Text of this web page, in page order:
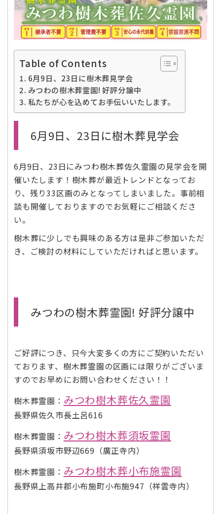
Table of Contents
6月9日、23日に樹木葬見学会
みつわの樹木葬霊園! 好評分譲中
私たちが心を込めてお手伝いいたします。
6月9日、23日に樹木葬見学会
6月9日、23日にみつわ樹木葬佐久霊園の見学会を開
催いたします！樹木葬が最近トレンドとなってお
り、残り33区画のみとなってしまいました。事前相
談も開催しておりますのでお気軽にご相談くださ
い。
樹木葬に少しでも興味のある方は是非ご参加いただ
き、ご検討の材料にしていただければと思います。
みつわの樹木葬霊園! 好評分譲中
ご好評につき、只今大変多くの方にご契約いただい
ております、樹木葬霊園の区画には限りがございま
すのでお早めにお問い合わせください！！
樹木葬霊園： みつわ樹木葬佐久霊園
長野県佐久市長土呂616
樹木葬霊園： みつわ樹木葬須坂霊園
長野県須坂市野辺669（廣正寺内）
樹木葬霊園： みつわ樹木葬小布施霊園
長野県上高井郡小布施町小布施947（祥雲寺内）